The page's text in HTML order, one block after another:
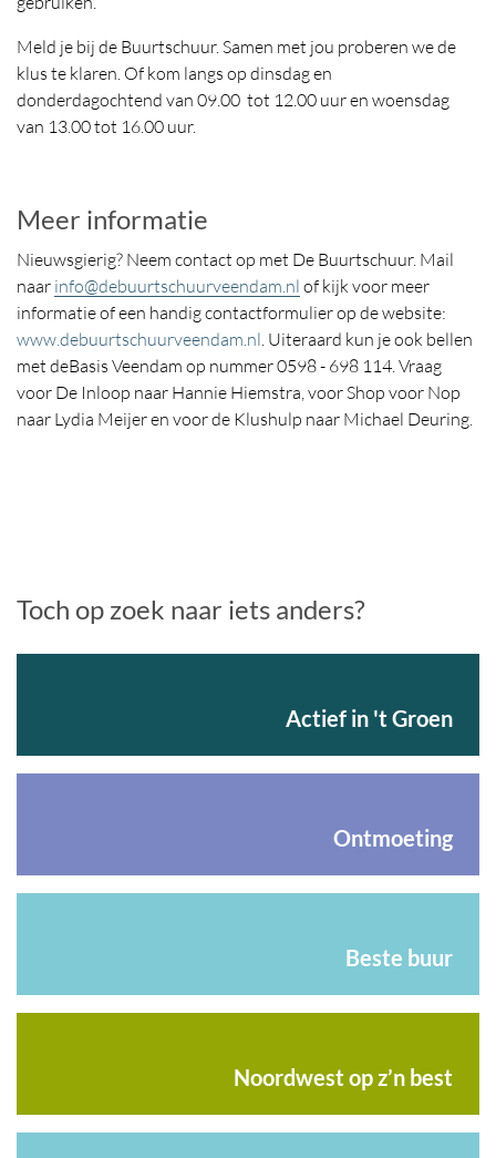
Meld je bij de Buurtschuur. Samen met jou proberen we de
klus te klaren. Of kom langs op dinsdag en
donderdagochtend van 09.00 tot 12.00 uur en woensdag
van 13.00 tot 16.00 uur.
Meer informatie
Nieuwsgierig? Neem contact op met De Buurtschuur. Mail
naar info@debuurtschuurveendam.nl of kijk voor meer
informatie of een handig contactformulier op de website:
www.debuurtschuurveendam.nl . Uiteraard kun je ook bellen
met deBasis Veendam op nummer 0598 - 698 114. Vraag
voor De Inloop naar Hannie Hiemstra, voor Shop voor Nop
naar Lydia Meijer en voor de Klushulp naar Michael Deuring.
Toch op zoek naar iets anders?
Actief in 't Groen
Ontmoeting
Beste buur
Noordwest op z’n best